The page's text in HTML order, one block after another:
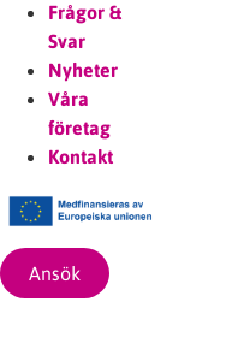
Frågor &
Svar
Nyheter
Våra
företag
Kontakt
Ansök